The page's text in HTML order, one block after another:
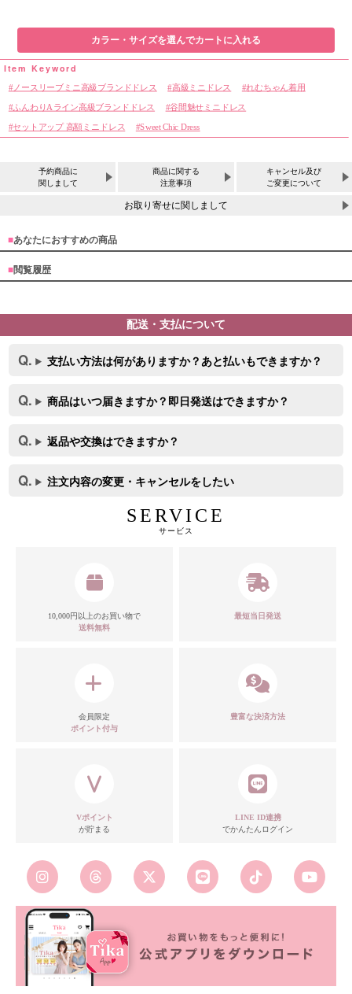
カラー・サイズを選んでカートに入れる
ノースリーブミニ高級ブランドドレス 高級ミニドレス れむちゃん着用
ふんわりAライン高級ブランドドレス
谷間魅せミニドレス
セットアップ 高額ミニドレス
Sweet Chic Dress
予約商品に
関しまして
商品に関する
注意事項
キャンセル及び
ご変更について
お取り寄せに関しまして
■あなたにおすすめの商品
■閲覧履歴
配送・支払について
支払い方法は何がありますか？あと払いもできますか？
商品はいつ届きますか？即日発送はできますか？
返品や交換はできますか？
注文内容の変更・キャンセルをしたい
SERVICE
サービス
10,000円以上のお買い物で
送料無料
最短当日発送
会員限定
ポイント付与
豊富な決済方法
Vポイント
が貯まる
LINE ID連携
でかんたんログイン